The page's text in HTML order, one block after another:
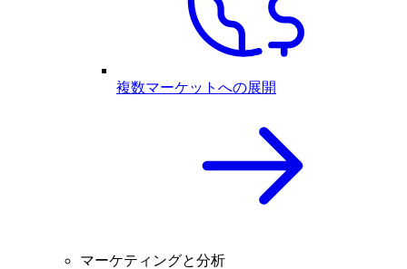
複数マーケットへの展開
マーケティングと分析